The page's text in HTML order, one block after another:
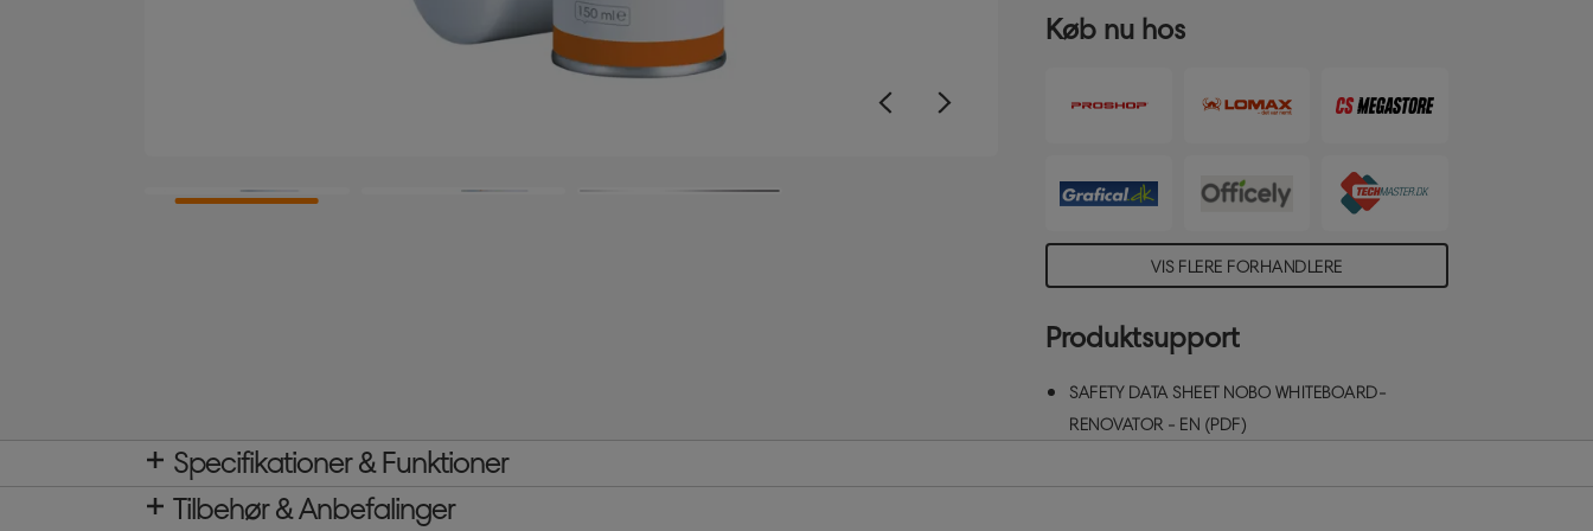
permanent blæk. Denne aerosolskum
rengøringsspray kan bruges på alle dry
Nobo whiteboard rengøringsprodukter for
Køb nu hos
VIS FLERE FORHANDLERE
Produktsupport
SAFETY DATA SHEET NOBO WHITEBOARD-
RENOVATOR - EN (PDF)
Specifikationer & Funktioner
Tilbehør & Anbefalinger